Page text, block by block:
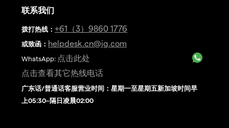
联系我们
拨打热线 ： +61（3）9860 1776
或致函： helpdesk.cn@ig.com
WhatsApp: 点击此处
点击查看其它热线电话
广东话/普通话客服营业时间：星期一至星期五新加坡时间早
上05:30–隔日凌晨02:00